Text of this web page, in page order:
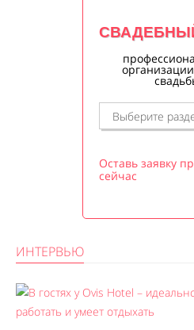
Оставь заявку
сейчас
ИНТЕРВЬЮ